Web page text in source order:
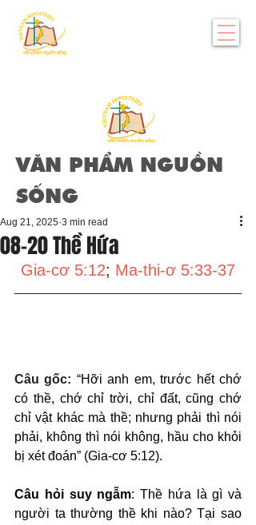
VĂN PHẨM NGUỒN
SỐNG
08-20 Thề Hứa
Aug 21, 2025 3 min read
Gia-cơ 5:12; Ma-thi-ơ 5:33-37
Câu gốc: “Hỡi anh em, trước hết chớ
có thề, chớ chỉ trời, chỉ đất, cũng chớ
chỉ vật khác mà thề; nhưng phải thì nói
phải, không thì nói không, hầu cho khỏi
bị xét đoán” (Gia-cơ 5:12).
Câu hỏi suy ngẫm: Thề hứa là gì và
người ta thường thề khi nào? Tại sao